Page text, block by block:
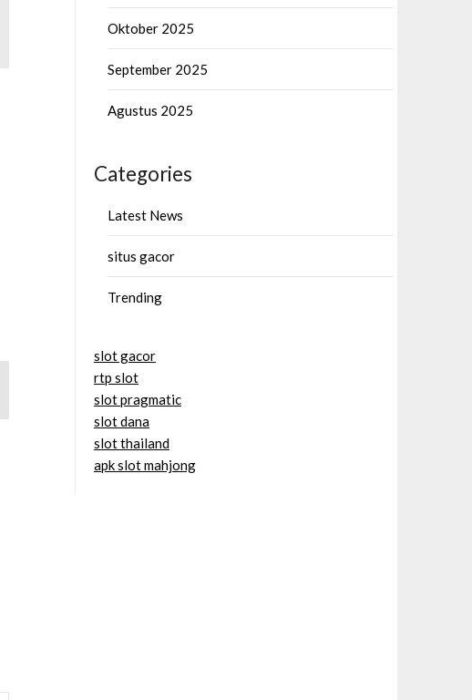
Oktober 2025
September 2025
Agustus 2025
Categories
Latest News
situs gacor
Trending
slot gacor
rtp slot
slot pragmatic
slot dana
slot thailand
apk slot mahjong